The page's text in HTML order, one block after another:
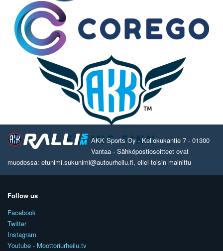
AKK Sports Oy - Kellokukantie 7 - 01300
Vantaa - Sähköpostiosoitteet ovat
muodossa: etunimi.sukunimi@autourheilu.fi, ellei toisin mainittu
Follow us
Facebook
Twitter
Instagram
Youtube - Moottoriurheilu.tv